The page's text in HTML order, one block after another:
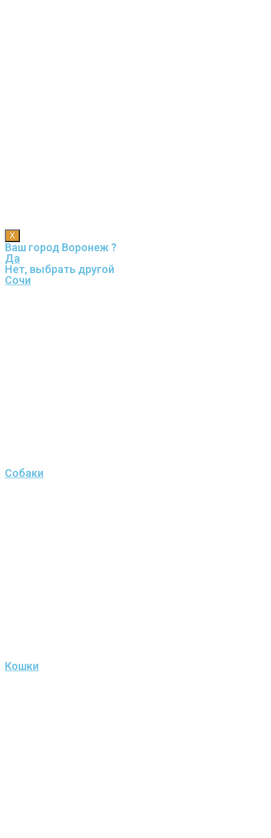
X
Ваш город Воронеж ?
Да
Нет, выбрать другой
Сочи
Собаки
Кошки